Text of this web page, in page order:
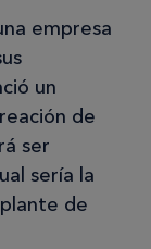
empresa
un
de
ser
sería la
de